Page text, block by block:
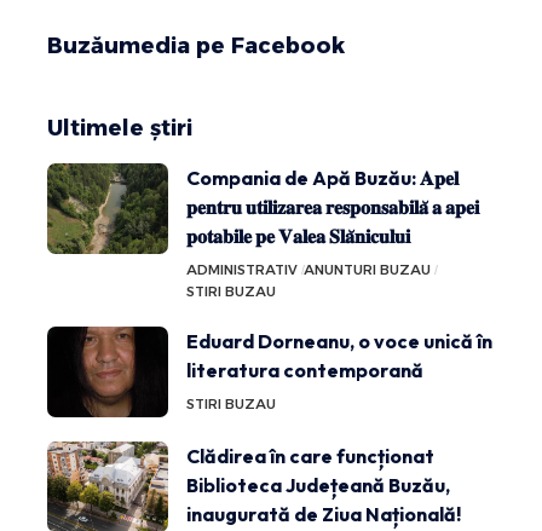
Buzăumedia pe Facebook
Ultimele știri
Compania de Apă Buzău: 𝐀𝐩𝐞𝐥
𝐩𝐞𝐧𝐭𝐫𝐮 𝐮𝐭𝐢𝐥𝐢𝐳𝐚𝐫𝐞𝐚 𝐫𝐞𝐬𝐩𝐨𝐧𝐬𝐚𝐛𝐢𝐥𝐚̆ 𝐚 𝐚𝐩𝐞𝐢
𝐩𝐨𝐭𝐚𝐛𝐢𝐥𝐞 𝐩𝐞 𝐕𝐚𝐥𝐞𝐚 𝐒𝐥𝐚̆𝐧𝐢𝐜𝐮𝐥𝐮𝐢
ADMINISTRATIV ANUNTURI BUZAU
STIRI BUZAU
Eduard Dorneanu, o voce unică în
literatura contemporană
STIRI BUZAU
Clădirea în care funcționat
Biblioteca Județeană Buzău,
inaugurată de Ziua Națională!